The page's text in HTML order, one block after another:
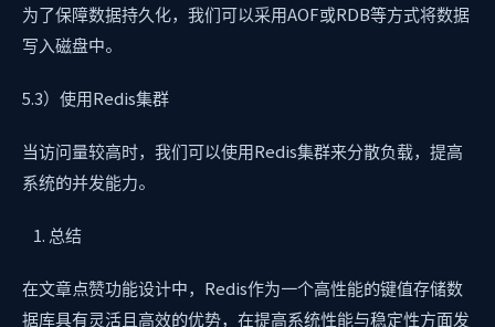
为了保障数据持久化，我们可以采用AOF或RDB等方式将数据
写入磁盘中。
5.3）使用Redis集群
当访问量较高时，我们可以使用Redis集群来分散负载，提高
系统的并发能力。
总结
在文章点赞功能设计中，Redis作为一个高性能的键值存储数
据库具有灵活且高效的优势，在提高系统性能与稳定性方面发